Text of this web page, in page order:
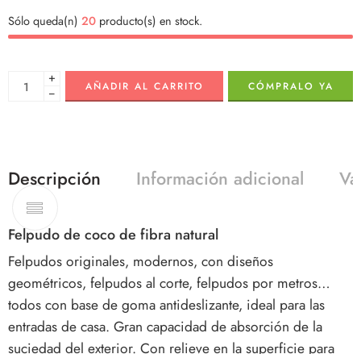
Sólo queda(n) 20 producto(s) en stock.
+
−
AÑADIR AL CARRITO CÓMPRALO YA
Descripción Información adicional
Felpudo de coco de fibra natural
Felpudos originales, modernos, con diseños
geométricos, felpudos al corte, felpudos por metros…
todos con base de goma antideslizante, ideal para las
entradas de casa. Gran capacidad de absorción de la
suciedad del exterior. Con relieve en la superficie para